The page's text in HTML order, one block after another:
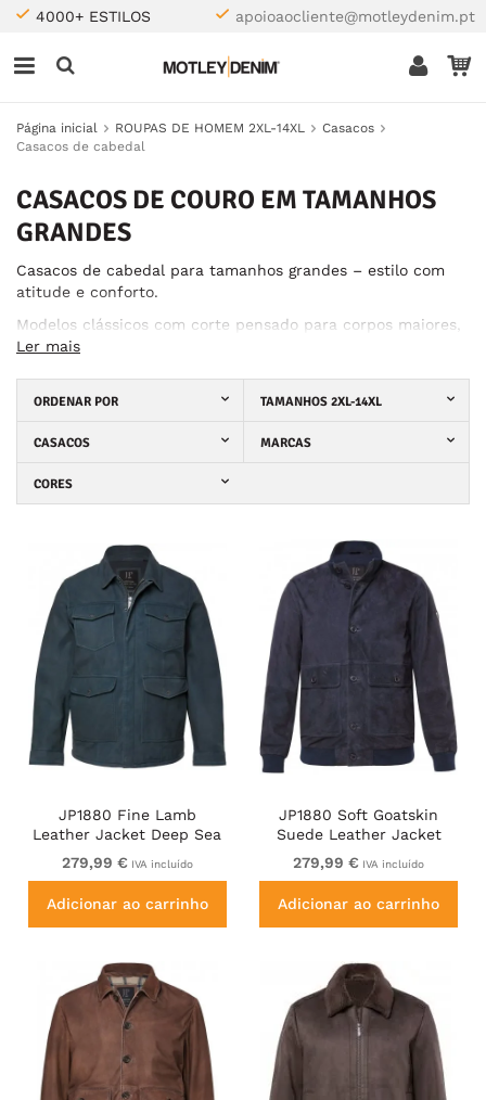
4000+ ESTILOS apoioaocliente@motleydenim.pt
Página inicial ROUPAS DE HOMEM 2XL-14XL
Casacos
Casacos de cabedal
CASACOS DE COURO EM TAMANHOS
GRANDES
Casacos de cabedal para tamanhos grandes – estilo com
atitude e conforto.
Modelos clássicos com corte pensado para corpos maiores,
até ao 8XL.
Ler mais
ORDENAR POR TAMANHOS 2XL-14XL
CASACOS MARCAS
CORES
JP1880 Fine Lamb
Leather Jacket Deep Sea
Blue
279,99 € IVA incluído
Adicionar ao carrinho
JP1880 Soft Goatskin
Suede Leather Jacket
Navy
279,99 € IVA incluído
Adicionar ao carrinho